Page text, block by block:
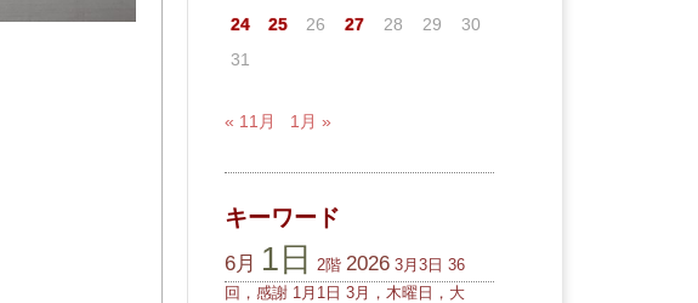
24
25 26 27 28 29
30
31
« 11月 1月 »
キーワード
6月 1日 2階 2026 3月3日 36
回，感謝 1月1日 3月，木曜日，大